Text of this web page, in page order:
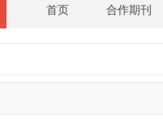
首页 合作期刊